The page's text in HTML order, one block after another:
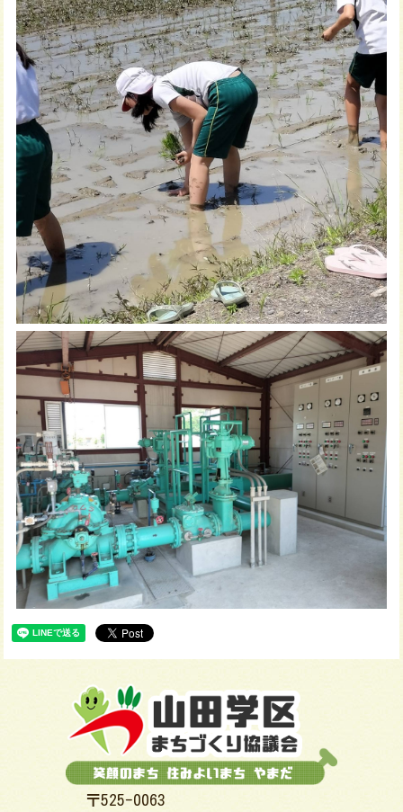
〒525-0063